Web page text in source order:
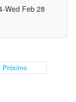
Wed Feb 28
Próximo